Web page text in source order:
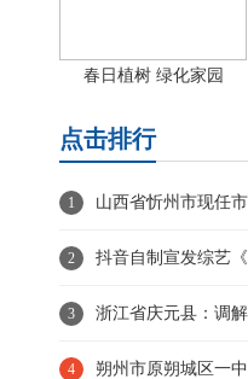
春日植树 绿化家园
点击排行
1 山西省忻州市现任
2 抖音自制宣发综艺
携手《解密》剧组共闯奇
3 浙江省庆元县：调
忠“
4 朔州市原朔城区一